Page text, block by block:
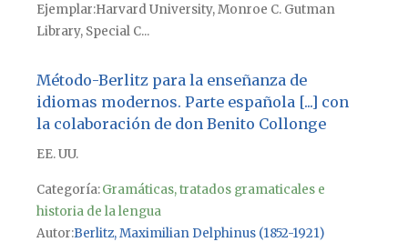
Ejemplar Harvard University, Monroe C. Gutman
Library, Special C...
Método-Berlitz para la enseñanza de
idiomas modernos. Parte española [...] con
la colaboración de don Benito Collonge
EE. UU.
Categoría:Gramáticas, tratados gramaticales e
historia de la lengua
Autor Berlitz, Maximilian Delphinus (1852-1921)